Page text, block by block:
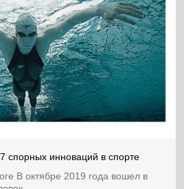
спорных инноваций в спорте
В октябре 2019 года вошел в